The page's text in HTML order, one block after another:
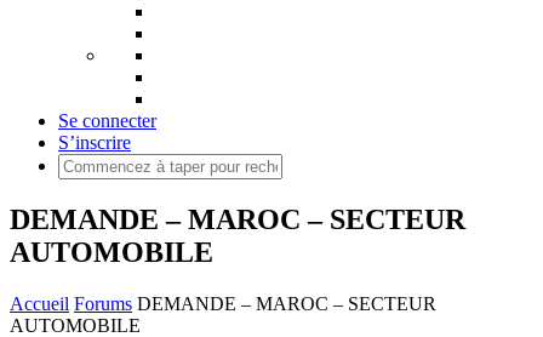
Se connecter
S’inscrire
DEMANDE – MAROC – SECTEUR
AUTOMOBILE
Accueil Forums DEMANDE – MAROC – SECTEUR
AUTOMOBILE